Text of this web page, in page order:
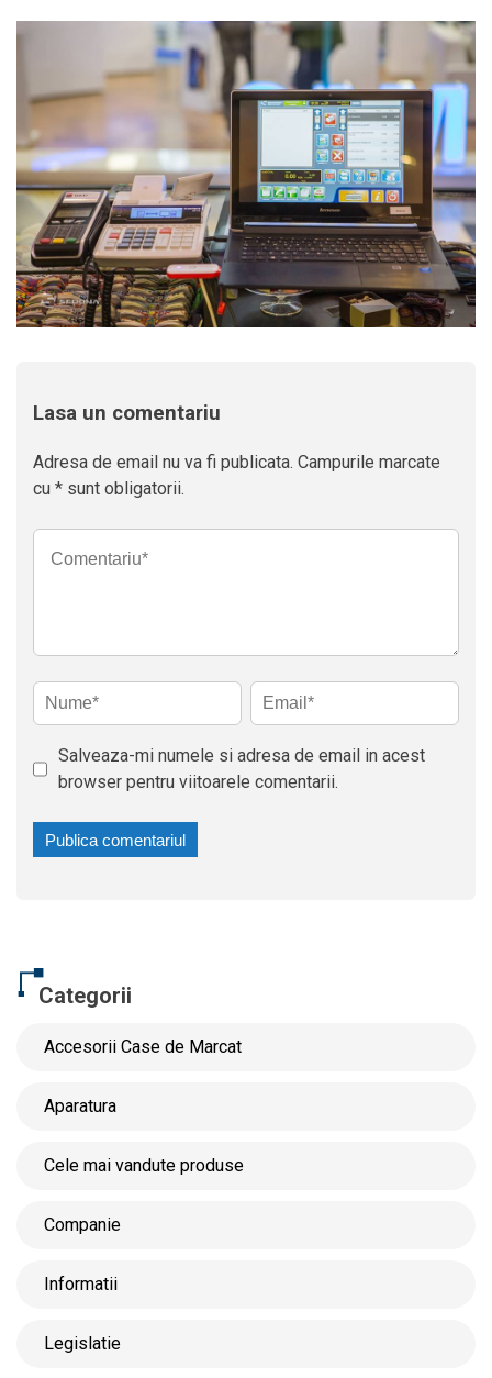
Lasa un comentariu
Adresa de email nu va fi publicata. Campurile marcate
cu * sunt obligatorii.
Salveaza-mi numele si adresa de email in acest
browser pentru viitoarele comentarii.
Categorii
Accesorii Case de Marcat
Aparatura
Cele mai vandute produse
Companie
Informatii
Legislatie